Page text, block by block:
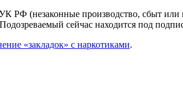
РФ (незаконные производство, сбыт
сейчас находится под
«закладок» с наркотиками.